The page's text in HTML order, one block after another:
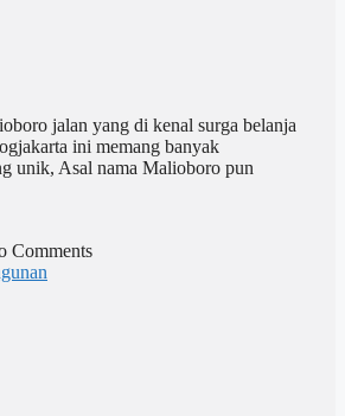
jalan yang di kenal surga belanja
ini memang banyak
unik, Asal nama Malioboro pun
Comments